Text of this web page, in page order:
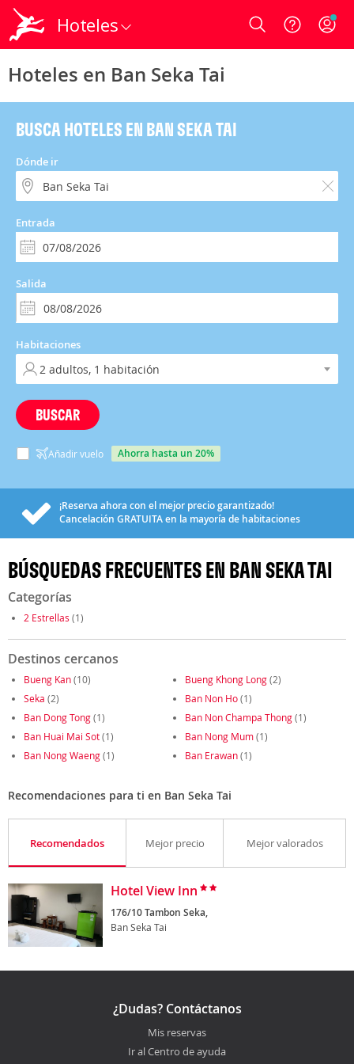
Hoteles Login
Hoteles en Ban Seka Tai
BUSCA HOTELES EN BAN SEKA TAI
Dónde ir
Entrada
Salida
Habitaciones
BUSCAR
Añadir vuelo ahorra hasta un 20%
¡Reserva ahora con el mejor precio garantizado!
Cancelación GRATUITAen la mayoría de habitaciones
BÚSQUEDAS FRECUENTES EN BAN SEKA TAI
Categorías
2 Estrellas (1)
Destinos cercanos
Bueng Kan(10) Bueng Khong Long(2)
Seka (2) Ban Non Ho(1)
Ban Dong Tong(1) Ban Non Champa Thong(1)
Ban Huai Mai Sot(1) Ban Nong Mum(1)
Ban Nong Waeng(1) Ban Erawan(1)
Recomendaciones para ti en Ban Seka Tai
Recomendados Mejor precio Mejor valorados
Hotel View Inn
176/10 Tambon Seka,
Ban Seka Tai
¿Dudas? Contáctanos
Mis reservas
Ir al Centro de ayuda